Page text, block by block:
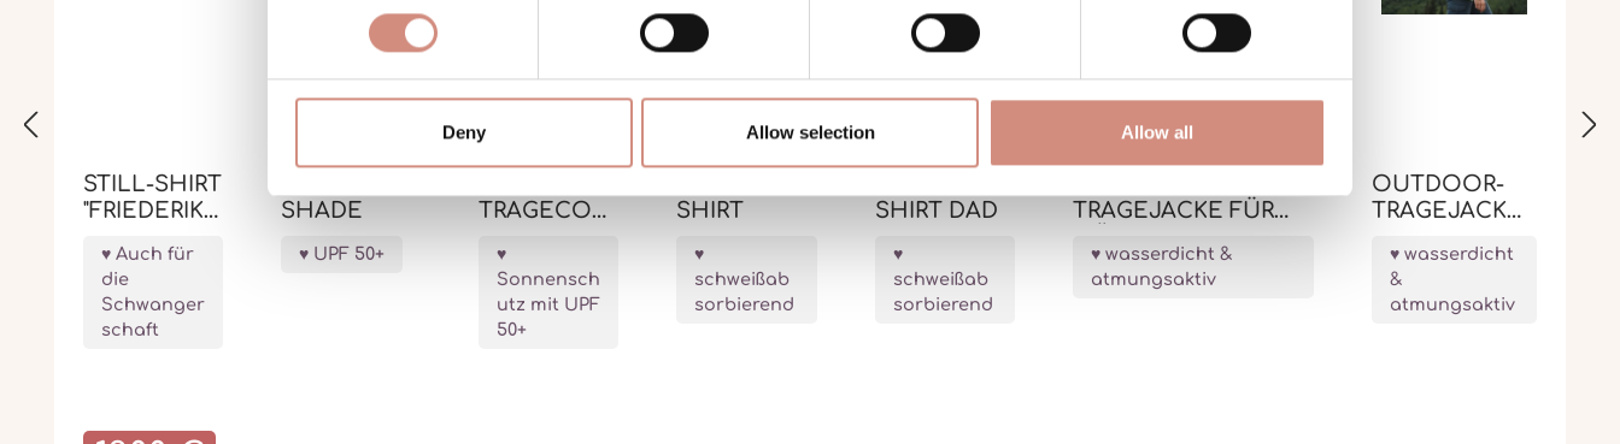
Deny Allow selection Allow all
STILL-SHIRT
"FRIEDERIKE
Auch für
die
Schwanger
schaft
SHADE
UPF 50+
TRAGECOV
Sonnensch
utz mit UPF
50+
SHIRT
schweißab
sorbierend
SHIRT DAD
schweißab
sorbierend
TRAGEJACKE FÜR
wasserdicht &
atmungsaktiv
OUTDOOR-
TRAGEJACKE
wasserdicht
&
atmungsaktiv